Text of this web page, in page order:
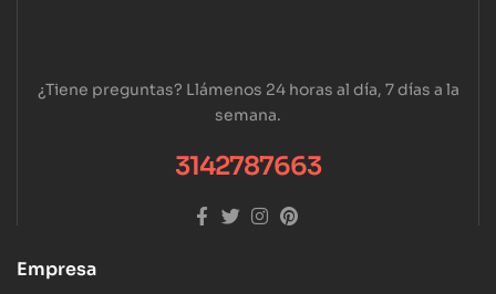
¿Tiene preguntas? Llámenos 24 horas al día, 7 días a la
semana.
3142787663
Empresa